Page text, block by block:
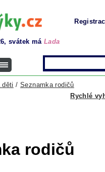
svátek má Lada
Rychlé
děti /Seznamka rodičů
rodičů